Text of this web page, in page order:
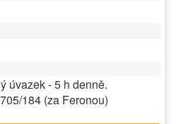
úvazek - 5 h denně.
184 (za Feronou)